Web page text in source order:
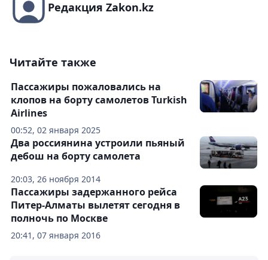
Редакция Zakon.kz
Читайте также
00:52, 02 января 2025
Пассажиры пожаловались на
клопов на борту самолетов Turkish
Airlines
20:03, 26 ноября 2014
Два россиянина устроили пьяный
дебош на борту самолета
20:41, 07 января 2016
Пассажиры задержанного рейса
Питер-Алматы вылетят сегодня в
полночь по Москве